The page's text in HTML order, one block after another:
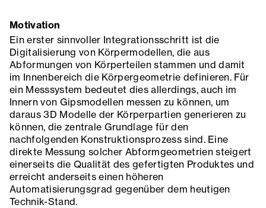
Motivation
Ein erster sinnvoller Integrationsschritt ist die
Digitalisierung von Körpermodellen, die aus
Abformungen von Körperteilen stammen und damit
im Innenbereich die Körpergeometrie definieren. Für
ein Messsystem bedeutet dies allerdings, auch im
Innern von Gipsmodellen messen zu können, um
daraus 3D Modelle der Körperpartien generieren zu
können, die zentrale Grundlage für den
nachfolgenden Konstruktionsprozess sind. Eine
direkte Messung solcher Abformgeometrien steigert
einerseits die Qualität des gefertigten Produktes und
erreicht anderseits einen höheren
Automatisierungsgrad gegenüber dem heutigen
Technik-Stand.